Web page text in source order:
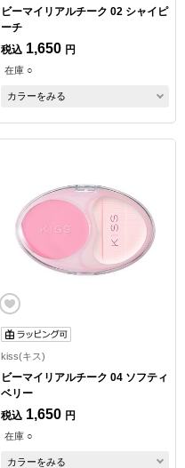
ビーマイリアルチーク 02 シャイピ
ーチ
税込 1,650 円
在庫 ○
カラーをみる
kiss(キス)
ビーマイリアルチーク 04 ソフティ
ベリー
税込 1,650 円
在庫 ○
カラーをみる